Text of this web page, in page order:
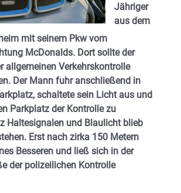
Jähriger
aus dem
mit seinem Pkw vom
McDonalds. Dort sollte der
allgemeinen Verkehrskontrolle
Der Mann fuhr anschließend in
schaltete sein Licht aus und
Parkplatz der Kontrolle zu
Haltesignalen und Blaulicht blieb
Erst nach zirka 150 Metern
Besseren und ließ sich in der
der polizeilichen Kontrolle